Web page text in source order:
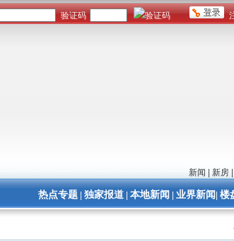
热点专题| 独家报道| 本地新闻 业界新闻 楼
新闻 新房